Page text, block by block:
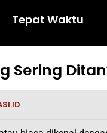
Tepat Waktu
Sering